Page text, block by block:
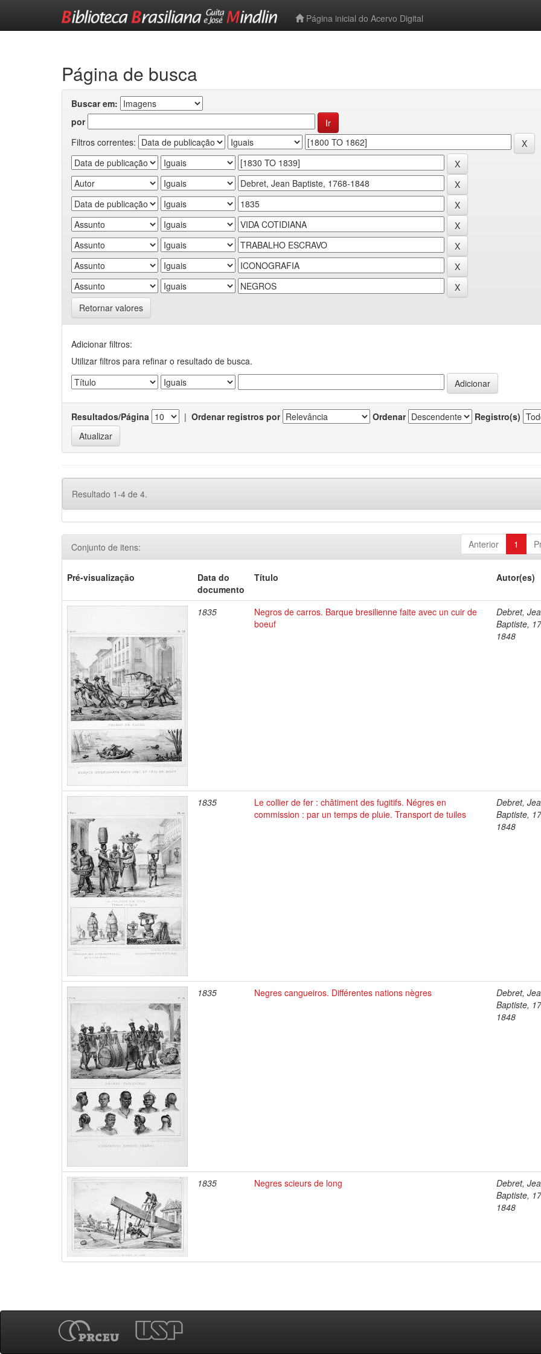
Página inicial do Acervo Digital
Página de busca
Buscar em:
por
Filtros correntes:
Retornar valores
Adicionar filtros:
Utilizar filtros para refinar o resultado de busca.
Resultados/Página | Ordenar registros por Ordenar Registro(s)
Resultado 1-4 de 4.
Anterior 1
Conjunto de itens:
Pré-visualização
Data do
documento
Título Autor(es)
1835
Negros de carros. Barque bresilienne faite avec un cuir de
boeuf
Debret,
Baptiste,
1848
1835
Le collier de fer : châtiment des fugitifs. Négres en
commission : par un temps de pluie. Transport de tuiles
Debret,
Baptiste,
1848
1835 Negres cangueiros. Différentes nations nègres
Debret,
Baptiste,
1848
1835 Negres scieurs de long
Debret,
Baptiste,
1848